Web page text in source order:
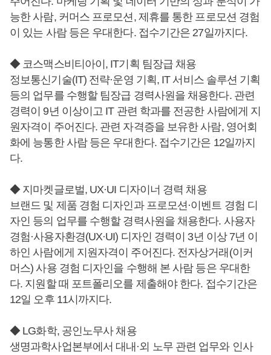
능한 사람, 커머스 프로모션, 제휴를 통한 프로모션 경험
이 있는 사람 등은 우대한다. 접수기간은 27일까지다.
◆ 코스맥스비티아이, IT기획 팀장급 채용
정보통신기술(IT) 전략·운영 기획, IT 서비스 솔루션 기획
등의 업무를 수행할 팀장급 경력사원을 채용한다. 관련
경력이 9년 이상이고 IT 관련 학과를 전공한 사람에게 지
원자격이 주어진다. 관련 자격증을 보유한 사람, 영어회
화에 능통한 사람 등은 우대한다. 접수기간은 12일까지
다.
◆ 지마켓글로벌, UX·UI 디자이너 경력 채용
브랜드 및 제품 경험 디자인과 프로모션·이벤트 경험 디
자인 등의 업무를 수행할 경력사원을 채용한다. 사용자
경험·사용자환경(UX·UI) 디자인 경력이 3년 이상 7년 이
하인 사람에게 지원자격이 주어진다. 전자상거래(이커
머스) 사용 경험 디자인을 수행해 본 사람 등은 우대한
다. 지원할 때 포트폴리오를 제출해야 한다. 접수기간은
12일 오후 11시까지다.
◆ LG화학, 공인노무사 채용
생명과학사업본부에서 대내·외 노무 관련 업무와 인사